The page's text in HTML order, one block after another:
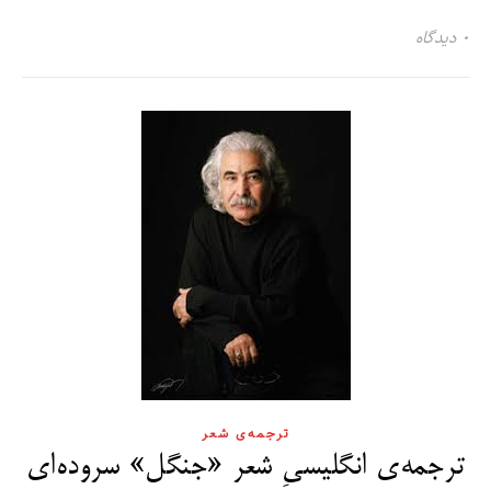
۰ دیدگاه
ترجمه‌ی شعر
ترجمه‌ی انگلیسیِ شعر «جنگل» سروده‌ای